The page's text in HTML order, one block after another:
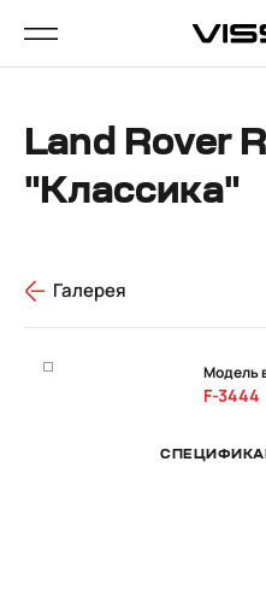
Land Rover
"Классика"
Галерея
Модель
F-3444